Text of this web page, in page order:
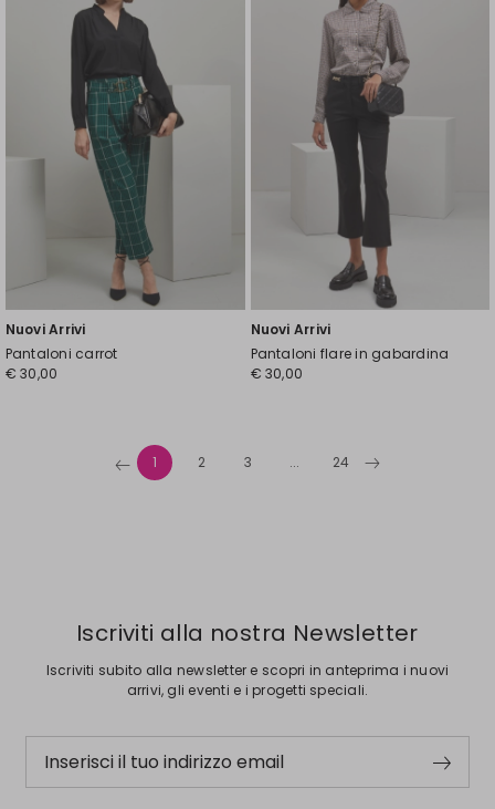
Nuovi Arrivi
Pantaloni carrot
€ 30,00
Nuovi Arrivi
Pantaloni flare in gabardina
€ 30,00
1 2 3 ... 24
Iscriviti alla nostra Newsletter
Iscriviti subito alla newsletter e scopri in anteprima i nuovi
arrivi, gli eventi e i progetti speciali.
Inserisci il tuo indirizzo email